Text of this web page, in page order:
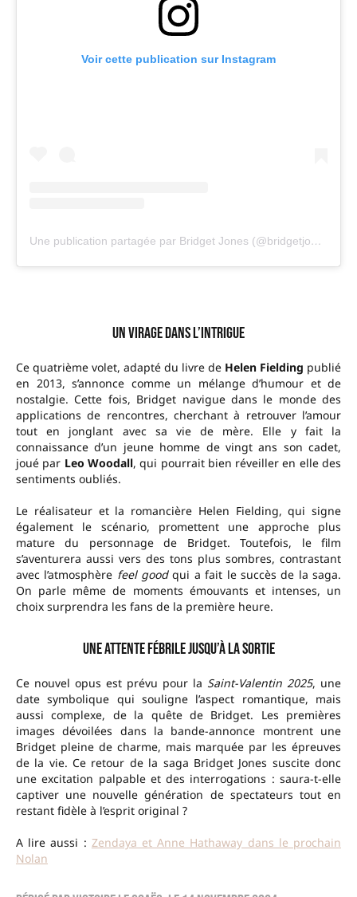
Voir cette publication sur Instagram
Une publication partagée par Bridget Jones (@bridgetjones)
Un virage dans l’intrigue
Ce quatrième volet, adapté du livre de Helen Fielding publié
en 2013, s’annonce comme un mélange d’humour et de
nostalgie. Cette fois, Bridget navigue dans le monde des
applications de rencontres, cherchant à retrouver l’amour
tout en jonglant avec sa vie de mère. Elle y fait la
connaissance d’un jeune homme de vingt ans son cadet,
joué par Leo Woodall, qui pourrait bien réveiller en elle des
sentiments oubliés.
Le réalisateur et la romancière Helen Fielding, qui signe
également le scénario, promettent une approche plus
mature du personnage de Bridget. Toutefois, le film
s’aventurera aussi vers des tons plus sombres, contrastant
avec l’atmosphère feel goodqui a fait le succès de la saga.
On parle même de moments émouvants et intenses, un
choix surprendra les fans de la première heure.
Une attente fébrile jusqu’à la sortie
Ce nouvel opus est prévu pour la Saint-Valentin 2025, une
date symbolique qui souligne l’aspect romantique, mais
aussi complexe, de la quête de Bridget. Les premières
images dévoilées dans la bande-annonce montrent une
Bridget pleine de charme, mais marquée par les épreuves
de la vie. Ce retour de la saga Bridget Jones suscite donc
une excitation palpable et des interrogations : saura-t-elle
captiver une nouvelle génération de spectateurs tout en
restant fidèle à l’esprit original ?
A lire aussi : Zendaya et Anne Hathaway dans le prochain
Nolan